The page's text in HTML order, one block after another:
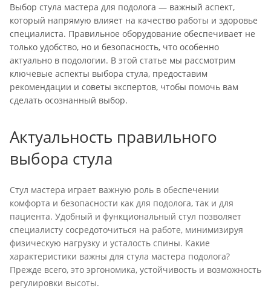
Выбор стула мастера для подолога — важный аспект,
который напрямую влияет на качество работы и здоровье
специалиста. Правильное оборудование обеспечивает не
только удобство, но и безопасность, что особенно
актуально в подологии. В этой статье мы рассмотрим
ключевые аспекты выбора стула, предоставим
рекомендации и советы экспертов, чтобы помочь вам
сделать осознанный выбор.
Актуальность правильного
выбора стула
Стул мастера играет важную роль в обеспечении
комфорта и безопасности как для подолога, так и для
пациента. Удобный и функциональный стул позволяет
специалисту сосредоточиться на работе, минимизируя
физическую нагрузку и усталость спины. Какие
характеристики важны для стула мастера подолога?
Прежде всего, это эргономика, устойчивость и возможность
регулировки высоты.